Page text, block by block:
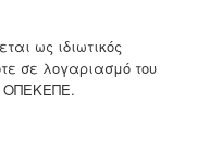
ως ιδιωτικός
σε λογαριασμό του
ΟΠΕΚΕΠΕ.